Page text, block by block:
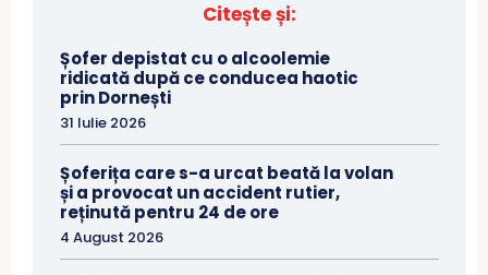
Citește și:
Șofer depistat cu o alcoolemie
ridicată după ce conducea haotic
prin Dornești
31 Iulie 2026
Șoferița care s-a urcat beată la volan
și a provocat un accident rutier,
reținută pentru 24 de ore
4 August 2026